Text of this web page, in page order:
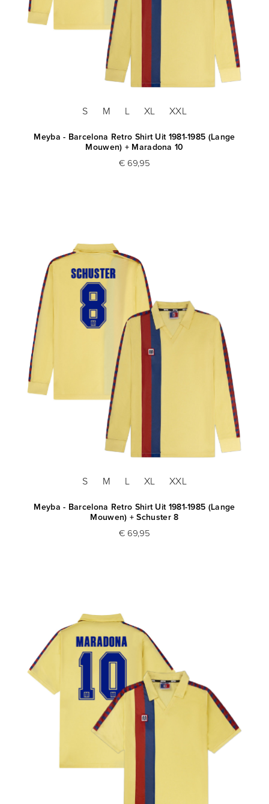
S M L XL XXL
Meyba - Barcelona Retro Shirt Uit 1981-1985 (Lange
Mouwen) + Maradona 10
€ 69,95
S M L XL XXL
Meyba - Barcelona Retro Shirt Uit 1981-1985 (Lange
Mouwen) + Schuster 8
€ 69,95